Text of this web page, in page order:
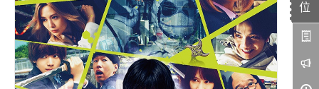
位
IMAX
4DX
VR 演唱會
GOLD CLASS
AD口述影像